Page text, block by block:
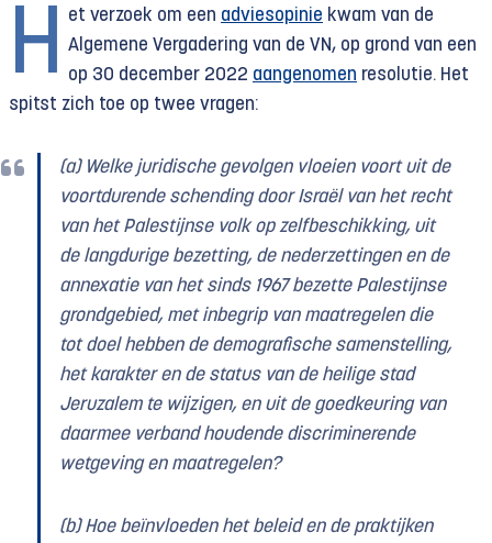
H et verzoek om een adviesopinie kwam van de
Algemene Vergadering van de VN, op grond van een
op 30 december 2022 aangenomen resolutie. Het
spitst zich toe op twee vragen:
(a) Welke juridische gevolgen vloeien voort uit de
voortdurende schending door Israël van het recht
van het Palestijnse volk op zelfbeschikking, uit
de langdurige bezetting, de nederzettingen en de
annexatie van het sinds 1967 bezette Palestijnse
grondgebied, met inbegrip van maatregelen die
tot doel hebben de demografische samenstelling,
het karakter en de status van de heilige stad
Jeruzalem te wijzigen, en uit de goedkeuring van
daarmee verband houdende discriminerende
wetgeving en maatregelen?
(b) Hoe beïnvloeden het beleid en de praktijken